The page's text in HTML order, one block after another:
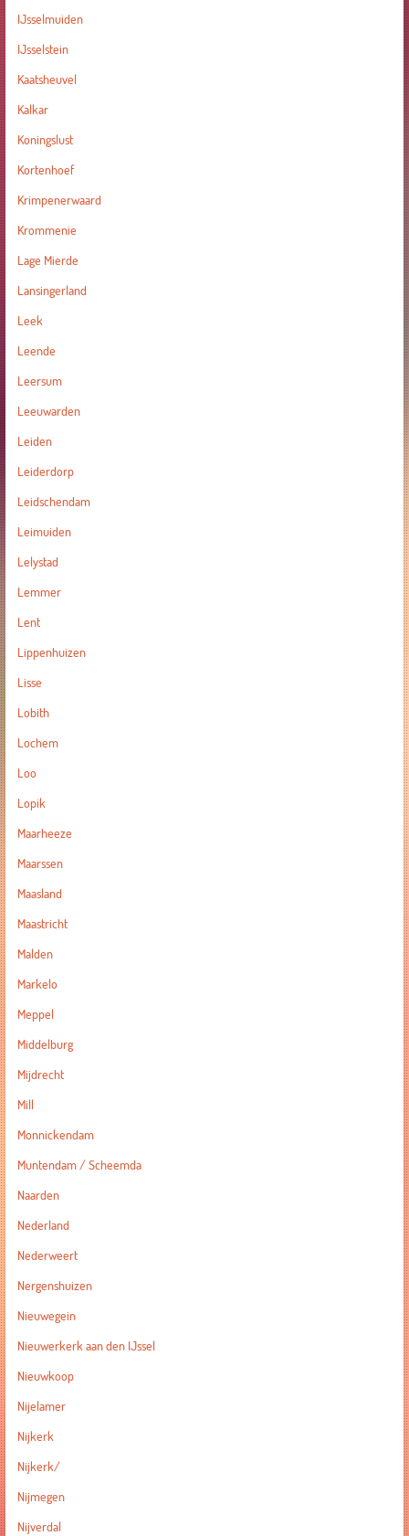
IJsselmuiden
IJsselstein
Kaatsheuvel
Kalkar
Koningslust
Kortenhoef
Krimpenerwaard
Krommenie
Lage Mierde
Lansingerland
Leek
Leende
Leersum
Leeuwarden
Leiden
Leiderdorp
Leidschendam
Leimuiden
Lelystad
Lemmer
Lent
Lippenhuizen
Lisse
Lobith
Lochem
Loo
Lopik
Maarheeze
Maarssen
Maasland
Maastricht
Malden
Markelo
Meppel
Middelburg
Mijdrecht
Mill
Monnickendam
Muntendam / Scheemda
Naarden
Nederland
Nederweert
Nergenshuizen
Nieuwegein
Nieuwerkerk aan den IJssel
Nieuwkoop
Nijelamer
Nijkerk
Nijkerk/
Nijmegen
Nijverdal